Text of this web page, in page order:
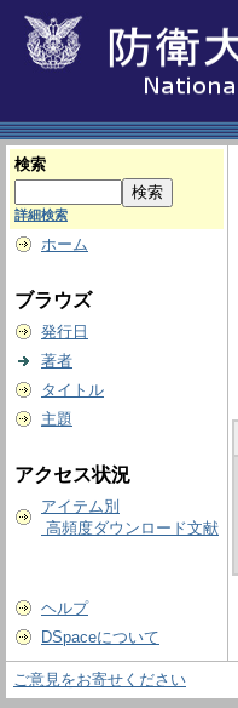
検索
詳細検索
ホーム
ブラウズ
発行日
著者
タイトル
主題
アクセス状況
アイテム別
高頻度ダウンロード文献
ヘルプ
DSpaceについて
ご意見をお寄せください